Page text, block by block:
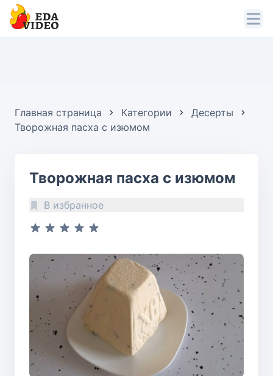
Главная страница Категории
Десерты
Творожная пасха с изюмом
Творожная пасха с изюмом
В избранное